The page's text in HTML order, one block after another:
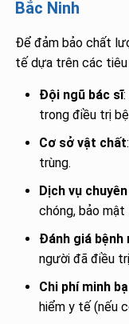
Bắc Ninh
Để đảm bảo chất
tế dựa trên các tiêu
Đội ngũ bác sĩ
trong điều trị
Cơ sở vật chất
trùng.
Dịch vụ
chóng, bảo mật
Đánh giá bệnh
người đã điều
Chi phí minh
hiểm y tế (nếu